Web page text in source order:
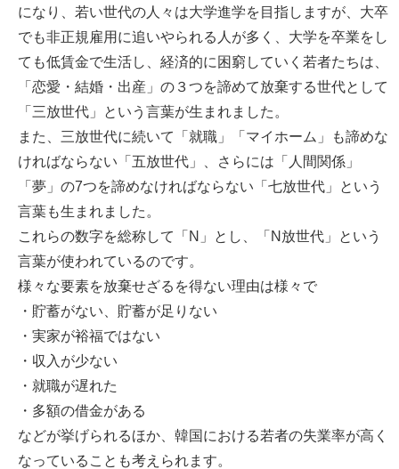
になり、若い世代の人々は大学進学を目指しますが、大卒
でも非正規雇用に追いやられる人が多く、大学を卒業をし
ても低賃金で生活し、経済的に困窮していく若者たちは、
「恋愛・結婚・出産」の３つを諦めて放棄する世代として
「三放世代」という言葉が生まれました。
また、三放世代に続いて「就職」「マイホーム」も諦めな
ければならない「五放世代」、さらには「人間関係」
「夢」の7つを諦めなければならない「七放世代」という
言葉も生まれました。
これらの数字を総称して「N」とし、「N放世代」という
言葉が使われているのです。
様々な要素を放棄せざるを得ない理由は様々で
・貯蓄がない、貯蓄が足りない
・実家が裕福ではない
・収入が少ない
・就職が遅れた
・多額の借金がある
などが挙げられるほか、韓国における若者の失業率が高く
なっていることも考えられます。